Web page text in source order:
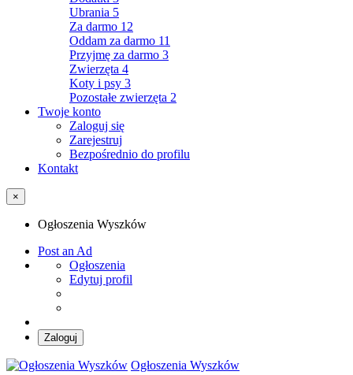
Ubrania 5
Za darmo 12
Oddam za darmo 11
Przyjmę za darmo 3
Zwierzęta 4
Koty i psy 3
Pozostałe zwierzęta 2
Twoje konto
Zaloguj się
Zarejestruj
Bezpośrednio do profilu
Kontakt
×
Ogłoszenia Wyszków
Post an Ad
Ogłoszenia
Edytuj profil
Zaloguj
Ogłoszenia Wyszków